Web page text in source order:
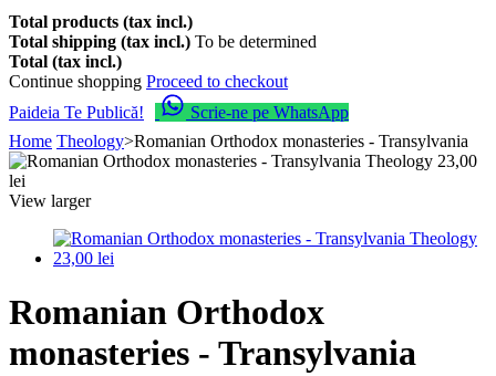
Total products (tax incl.)
Total shipping (tax incl.) To be determined
Total (tax incl.)
Continue shopping Proceed to checkout
Paideia Te Publică!
Scrie-ne pe WhatsApp
Home Theology>Romanian Orthodox monasteries - Transylvania
View larger
Romanian Orthodox
monasteries - Transylvania